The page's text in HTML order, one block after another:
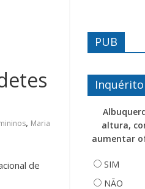
, Maria
de
PUB
Inquérito
altura,
aumentar
SIM
NÃO